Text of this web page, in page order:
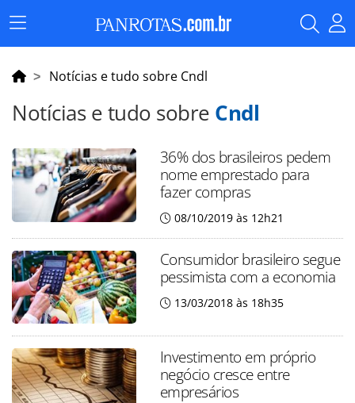
Menu
Principal
Notícias e tudo sobre Cndl
Notícias e tudo sobre Cndl
36% dos brasileiros pedem
nome emprestado para
fazer compras
08/10/2019 às 12h21
Consumidor brasileiro segue
pessimista com a economia
13/03/2018 às 18h35
Investimento em próprio
negócio cresce entre
empresários